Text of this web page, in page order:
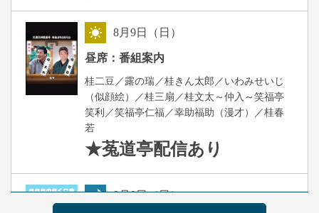
8月9日（日）
昼席：番組案内
桂二豆／露の瑞／桂きん太郎／いわみせいじ
（似顔絵）／桂三扇／桂文太～仲入～笑福亭
笑利／笑福亭仁福／幸助福助（漫才）／桂春
若
★菟道亭配信あり
8月9日（日）